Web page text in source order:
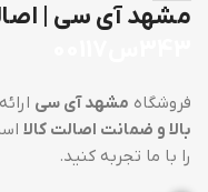
مشهد آی سی |
فروشگاه مشهد آی سی
بالا و ضمانت اصالت کالا
را با ما تجربه کنید.